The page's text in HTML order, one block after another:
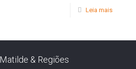
Leia mais
& Regiões